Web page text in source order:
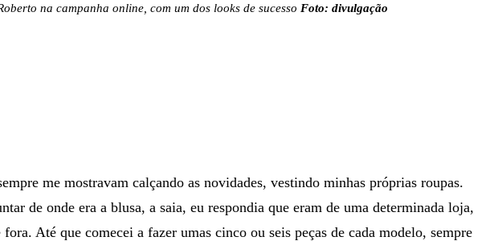
na campanha online, com um dos looks de sucesso Foto: divulgação
me mostravam calçando as novidades, vestindo minhas próprias roupas.
de onde era a blusa, a saia, eu respondia que eram de uma determinada loja,
Até que comecei a fazer umas cinco ou seis peças de cada modelo, sempre